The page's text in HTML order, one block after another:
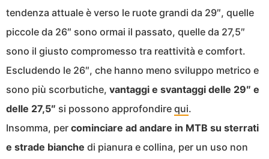
tendenza attuale è verso le ruote grandi da 29″, quelle
piccole da 26″ sono ormai il passato, quelle da 27,5″
sono il giusto compromesso tra reattività e comfort.
Escludendo le 26″, che hanno meno sviluppo metrico e
sono più scorbutiche, vantaggi e svantaggi delle 29″ e
delle 27,5″ si possono approfondire qui.
Insomma, per cominciare ad andare in MTB su sterrati
e strade bianche di pianura e collina, per un uso non